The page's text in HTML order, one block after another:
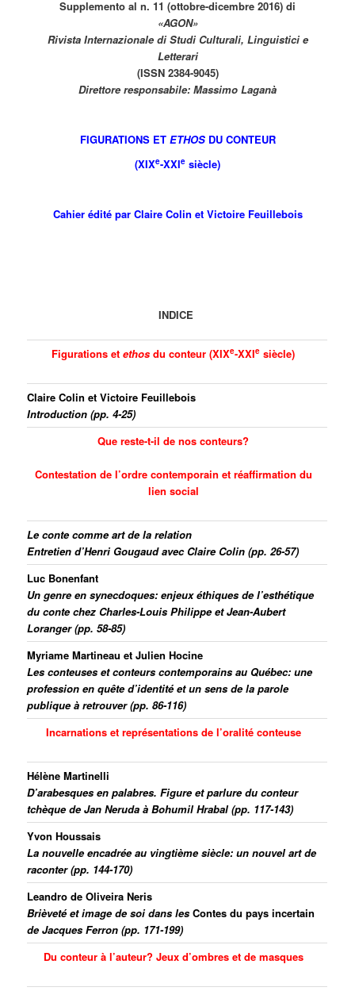
Supplemento al n. 11 (ottobre-dicembre 2016) di
«AGON»
Rivista Internazionale di Studi Culturali, Linguistici e
Letterari
(ISSN 2384-9045)
Direttore responsabile: Massimo Laganà
FIGURATIONS ET ETHOSDU CONTEUR
(XIXe-XXIe siècle)
Cahier édité par Claire Colin et Victoire Feuillebois
INDICE
Figurations etethos du conteur (XIXe-XXIe siècle)
Claire Colin etVictoire Feuillebois
Introduction (pp. 4-25)
Que reste-t-il de nos conteurs?
Contestation de l’ordre contemporain et réaffirmation du
lien social
Le conte comme art de la relation
Entretien d’Henri Gougaudavec Claire Colin (pp. 26-57)
Luc Bonenfant
Un genre en synecdoques: enjeux éthiques de l’esthétique
du conte chez Charles-Louis Philippe et Jean-Aubert
Loranger (pp. 58-85)
Myriame Martineau etJulien Hocine
Les conteuses et conteurs contemporains au Québec: une
profession en quête d’identité et un sens de la parole
publique à retrouver (pp. 86-116)
Incarnations et représentations de l’oralité conteuse
Hélène Martinelli
D’arabesques en palabres. Figure et parlure du conteur
tchèque de Jan Neruda à Bohumil Hrabal (pp. 117-143)
Yvon Houssais
La nouvelle encadrée au vingtième siècle: un nouvel art de
raconter (pp. 144-170)
Leandro de Oliveira Neris
Brièveté et image de soi dans les Contes du pays incertain
de Jacques Ferron (pp. 171-199)
Du conteur à l’auteur? Jeux d’ombres et de masques